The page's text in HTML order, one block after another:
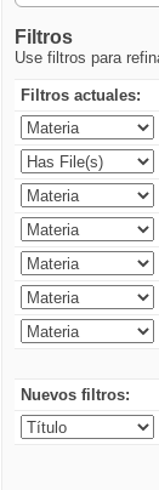
Filtros
Use filtros para
Filtros actuales:
Nuevos filtros: